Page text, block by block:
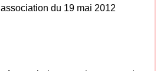
du 19 mai 2012